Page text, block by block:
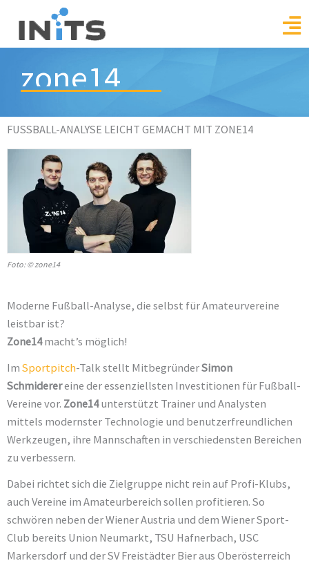
content
zone14
FUSSBALL-ANALYSE LEICHT GEMACHT MIT ZONE14
Foto: © zone14
Moderne Fußball-Analyse, die selbst für Amateurvereine
leistbar ist?
Zone14macht’s möglich!
Im Sportpitch-Talk stellt MitbegründerSimon
Schmiderereine der essenziellsten Investitionen für Fußball-
Vereine vor. Zone14unterstützt Trainer und Analysten
mittels modernster Technologie und benutzerfreundlichen
Werkzeugen, ihre Mannschaften in verschiedensten Bereichen
zu verbessern.
Dabei richtet sich die Zielgruppe nicht rein auf Profi-Klubs,
auch Vereine im Amateurbereich sollen profitieren. So
schwören neben der Wiener Austria und dem Wiener Sport-
Club bereits Union Neumarkt, TSU Hafnerbach, USC
Markersdorf und der SV Freistädter Bier aus Oberösterreich